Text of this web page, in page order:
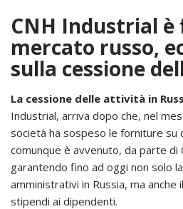
CNH Industrial
mercato russo,
sulla cessione
La cessione delle attività in
Industrial, arriva dopo che, nel
società ha sospeso le forniture su
comunque è avvenuto, da parte di
garantendo fino ad oggi non solo
amministrativi in Russia, ma anche
stipendi ai dipendenti.